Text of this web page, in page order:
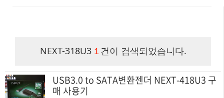
NEXT-318U3 1 건이 검색되었습니다.
USB3.0 to SATA변환젠더 NEXT-418U3 구
매 사용기